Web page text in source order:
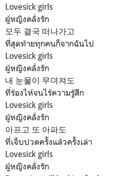
Lovesick girls
ผู้หญิงคลั่งรัก
모두 결국 떠나가고
ที่สุดท้ายทุกคนก็จากฉันไป
Lovesick girls
ผู้หญิงคลั่งรัก
내 눈물이 무뎌져도
ที่ร้องไห้จนไร้ความรู้สึก
Lovesick girls
ผู้หญิงคลั่งรัก
아프고 또 아파도
ที่เจ็บปวดครั้งแล้วครั้งเล่า
Lovesick girls
ผู้หญิงคลั่งรัก